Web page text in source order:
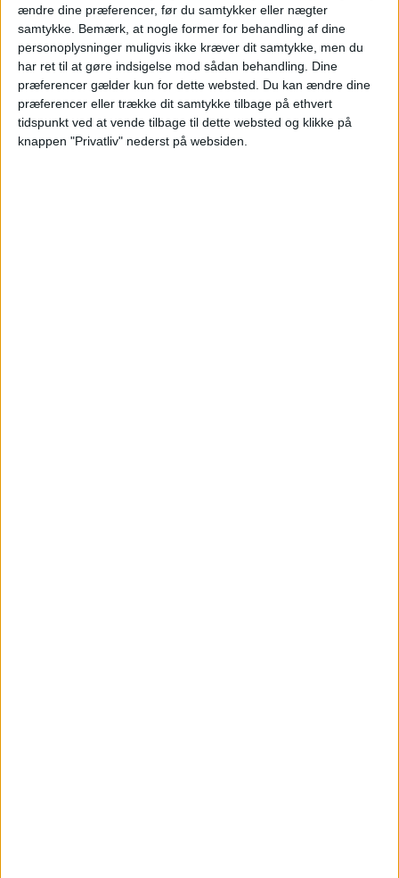
ændre dine præferencer, før du samtykker eller nægter
samtykke. Bemærk, at nogle former for behandling af dine
personoplysninger muligvis ikke kræver dit samtykke, men du
har ret til at gøre indsigelse mod sådan behandling. Dine
præferencer gælder kun for dette websted. Du kan ændre dine
præferencer eller trække dit samtykke tilbage på ethvert
tidspunkt ved at vende tilbage til dette websted og klikke på
knappen "Privatliv" nederst på websiden.
27 28 29 30 31
Ryd valg Vis hotel